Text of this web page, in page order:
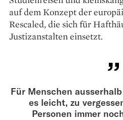
auf dem Konzept der
Rescaled, die sich für
Justizanstalten einsetzt.
Für Menschen
es leicht, zu
Personen immer